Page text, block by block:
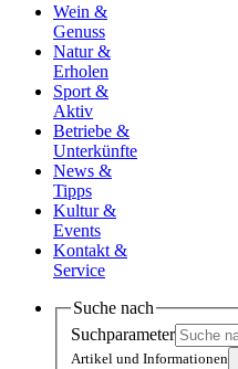
Wein &
Genuss
Natur &
Erholen
Sport &
Aktiv
Betriebe &
Unterkünfte
News &
Tipps
Kultur &
Events
Kontakt &
Service
Suche nach
Suchparameter
Artikel und Informationen